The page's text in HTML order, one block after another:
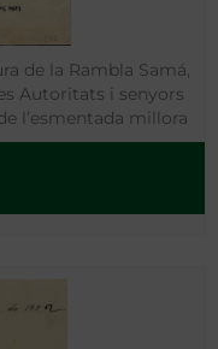
de la Rambla Samá,
Autoritats i senyors
l’esmentada millora